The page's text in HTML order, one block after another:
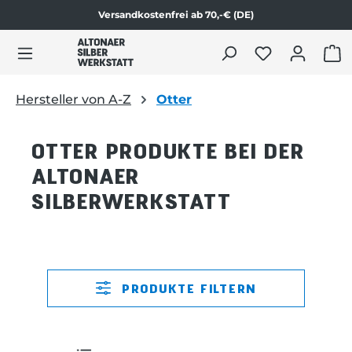
Versandkostenfrei ab 70,-€ (DE)
Hersteller von A-Z Otter
OTTER PRODUKTE BEI DER
ALTONAER
SILBERWERKSTATT
PRODUKTE FILTERN